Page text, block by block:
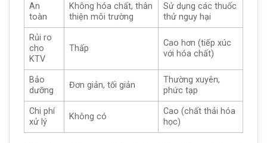
An
toàn
Không hóa chất, thân
thiện môi trường
Sử dụng các thuốc
thử nguy hại
Rủi ro
cho
KTV
Thấp
Cao hơn (tiếp xúc
với hóa chất)
Bảo
dưỡng
Đơn giản, tối giản
Thường xuyên,
phức tạp
Chi phí
xử lý
Không có
Cao (chất thải hóa
học)